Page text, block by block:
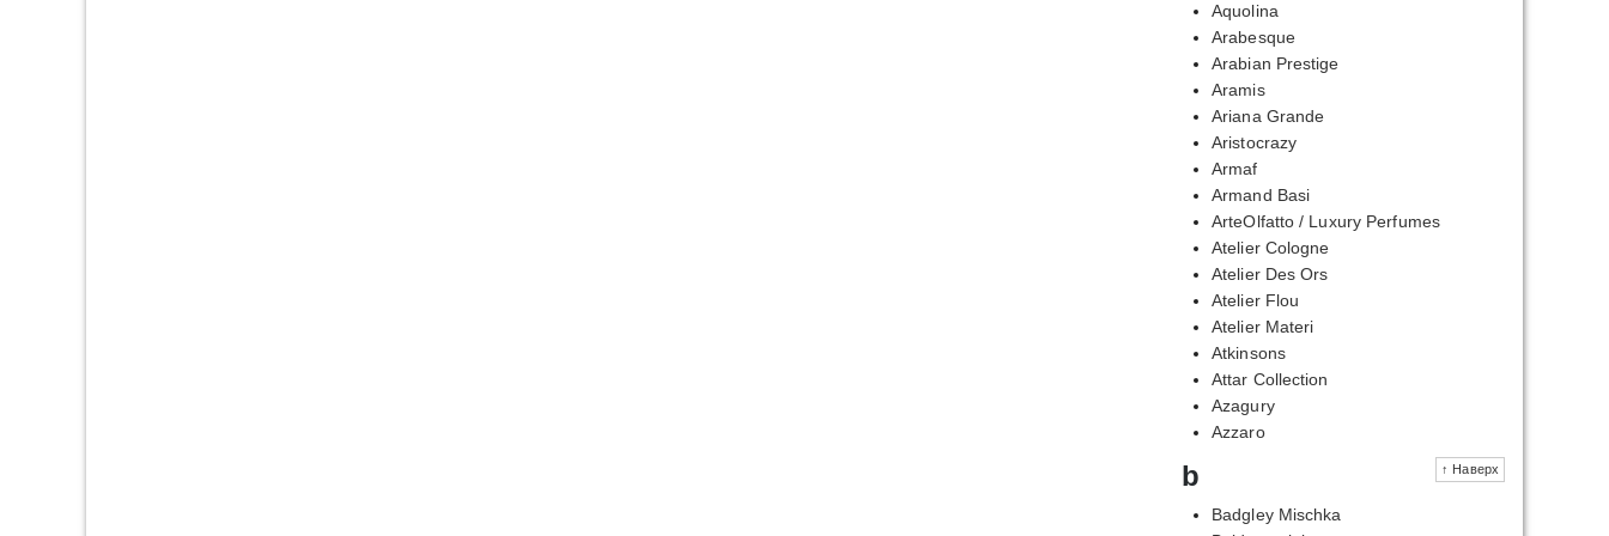
Aquolina
Arabesque
Arabian Prestige
Aramis
Ariana Grande
Aristocrazy
Armaf
Armand Basi
ArteOlfatto / Luxury Perfumes
Atelier Cologne
Atelier Des Ors
Atelier Flou
Atelier Materi
Atkinsons
Attar Collection
Azagury
Azzaro
↑ Наверх
b
Badgley Mischka